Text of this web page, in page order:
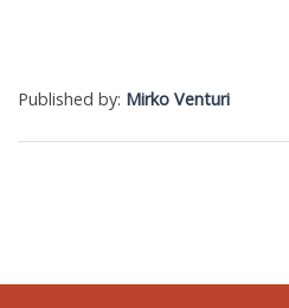
Published by: Mirko Venturi